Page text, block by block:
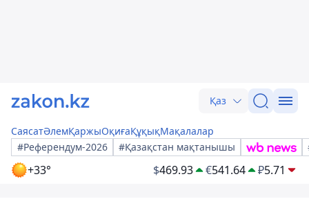
Қаз
СаясатӘлемҚаржыОқиғаҚұқықМақалалар
#Референдум-2026
#Қазақстан мақтанышы
+33° $469.93 €541.64 ₽5.71